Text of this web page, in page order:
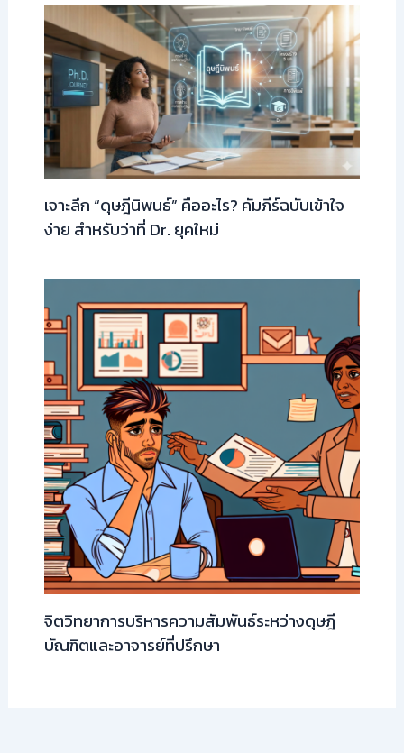
เจาะลึก “ดุษฎีนิพนธ์” คืออะไร? คัมภีร์ฉบับเข้าใจ
ง่าย สำหรับว่าที่ Dr. ยุคใหม่
จิตวิทยาการบริหารความสัมพันธ์ระหว่างดุษฎี
บัณฑิตและอาจารย์ที่ปรึกษา